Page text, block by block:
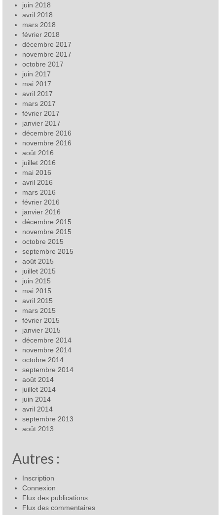
juin 2018
avril 2018
mars 2018
février 2018
décembre 2017
novembre 2017
octobre 2017
juin 2017
mai 2017
avril 2017
mars 2017
février 2017
janvier 2017
décembre 2016
novembre 2016
août 2016
juillet 2016
mai 2016
avril 2016
mars 2016
février 2016
janvier 2016
décembre 2015
novembre 2015
octobre 2015
septembre 2015
août 2015
juillet 2015
juin 2015
mai 2015
avril 2015
mars 2015
février 2015
janvier 2015
décembre 2014
novembre 2014
octobre 2014
septembre 2014
août 2014
juillet 2014
juin 2014
avril 2014
septembre 2013
août 2013
Autres :
Inscription
Connexion
Flux des publications
Flux des commentaires